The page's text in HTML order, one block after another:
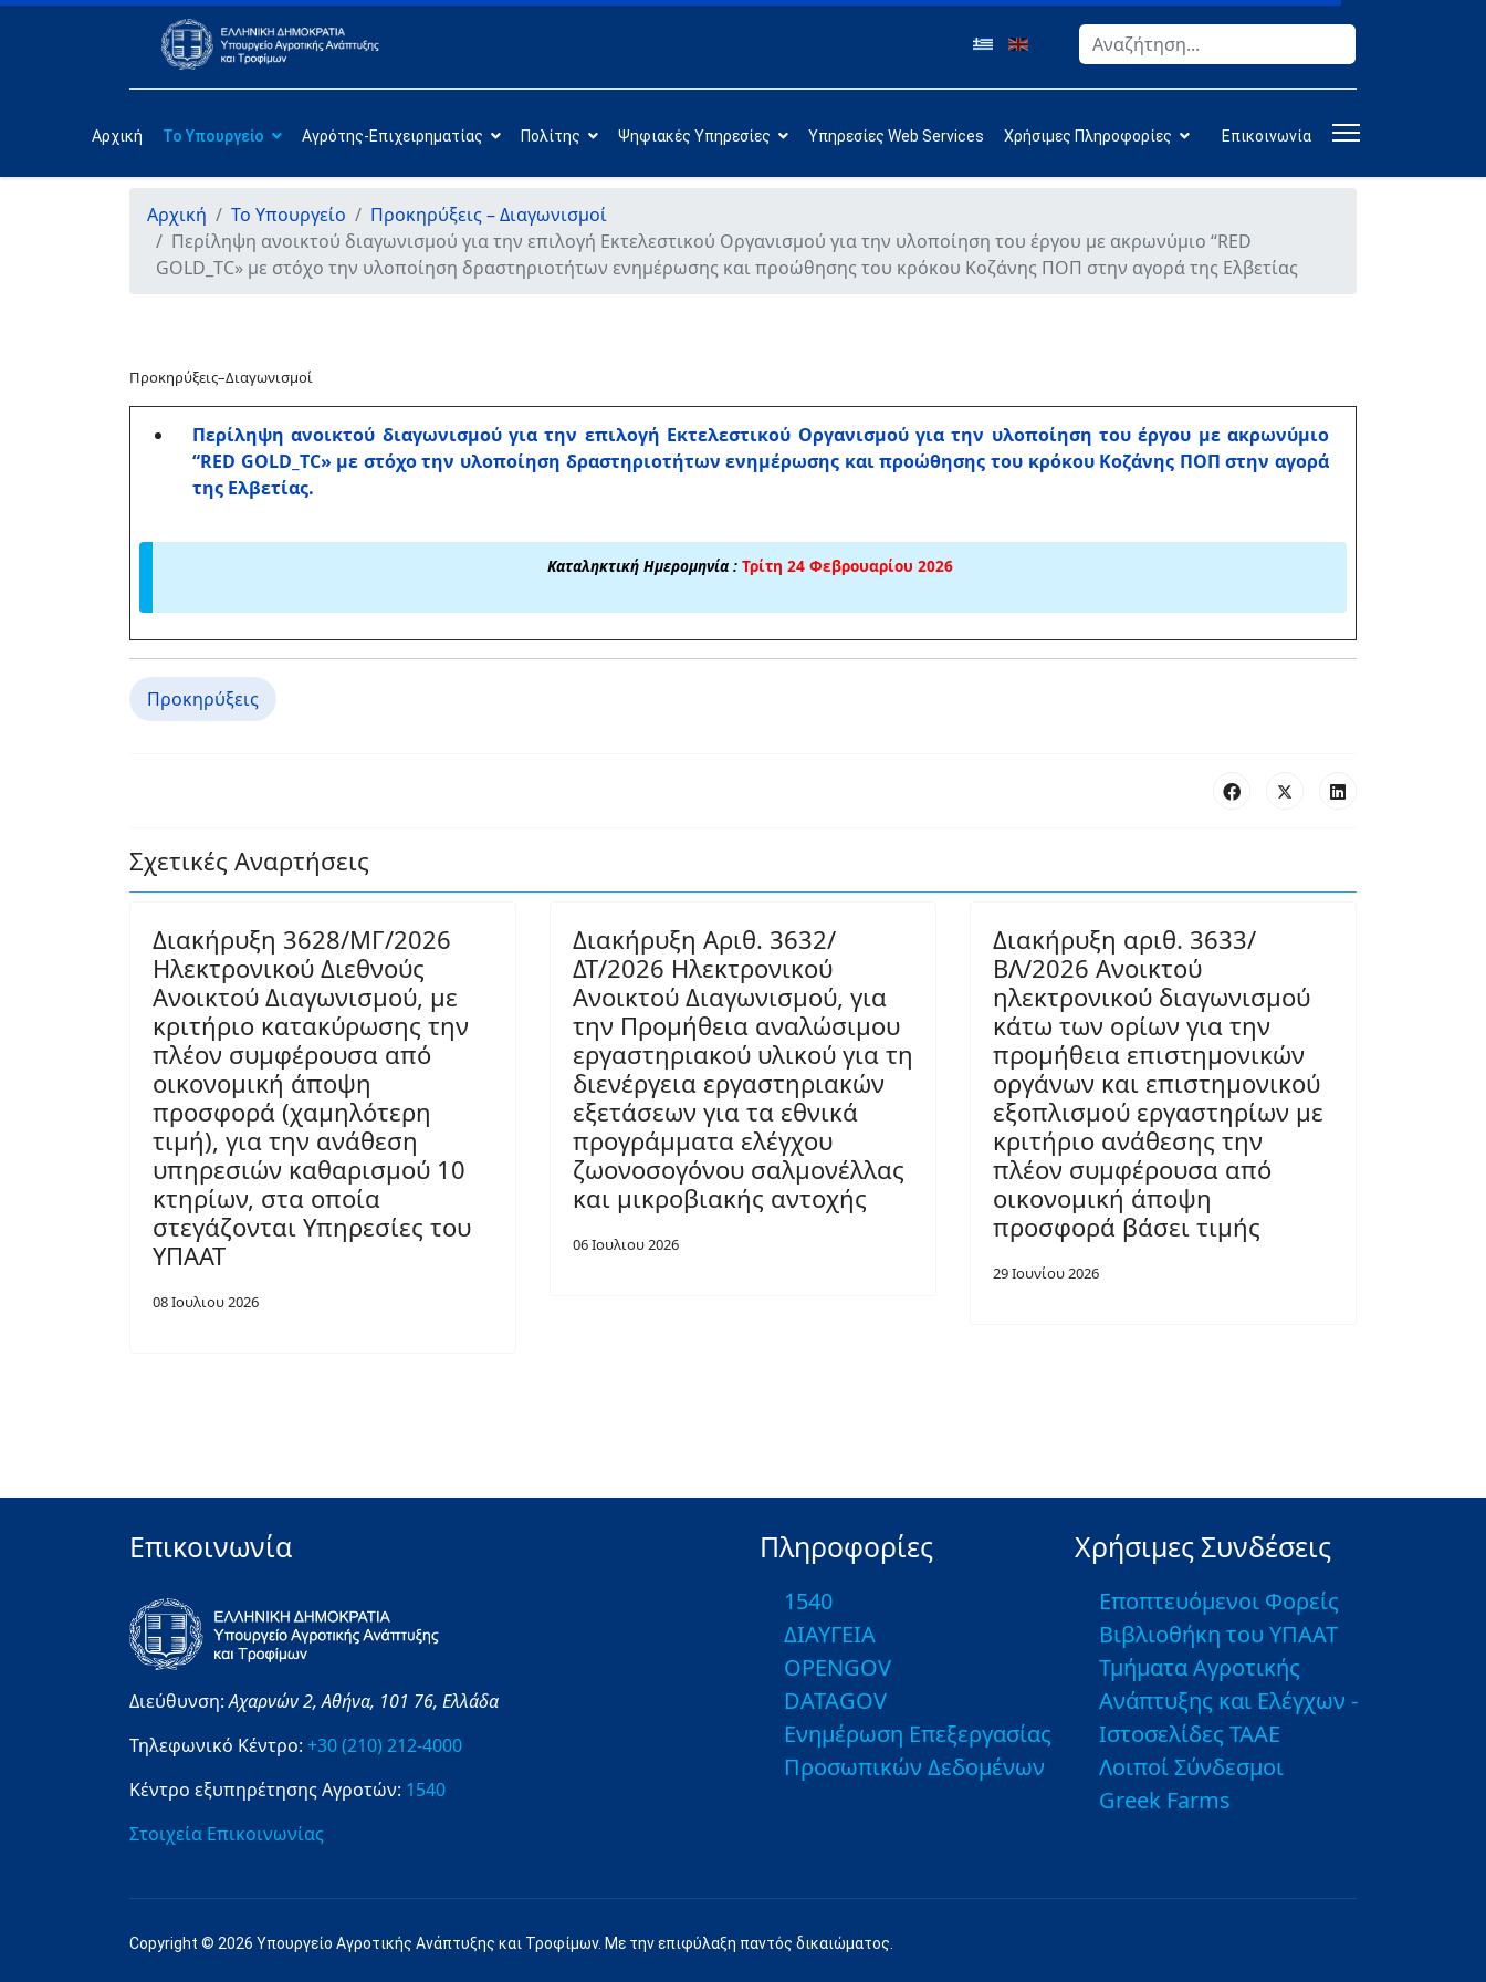
Αναζήτηση
Αρχική Το Υπουργείο Αγρότης-Επιχειρηματίας Πολίτης Ψηφιακές Υπηρεσίες Υπηρεσίες Web Services Χρήσιμες Πληροφορίες Επικοινωνία
Αρχική Το Υπουργείο
Προκηρύξεις – Διαγωνισμοί
Περίληψη ανοικτού διαγωνισμού για την επιλογή Εκτελεστικού Οργανισμού για την υλοποίηση του έργου με ακρωνύμιο “RED
GOLD_TC» με στόχο την υλοποίηση δραστηριοτήτων ενημέρωσης και προώθησης του κρόκου Κοζάνης ΠΟΠ στην αγορά της Ελβετίας
Προκηρύξεις–Διαγωνισμοί
Περίληψη ανοικτού διαγωνισμού για την επιλογή Εκτελεστικού Οργανισμού για την υλοποίηση του έργου με ακρωνύμιο
“RED GOLD_TC» με στόχο την υλοποίηση δραστηριοτήτων ενημέρωσης και προώθησης του κρόκου Κοζάνης ΠΟΠ στην αγορά
της Ελβετίας.
Καταληκτική Ημερομηνία : Τρίτη 24 Φεβρουαρίου 2026
Προκηρύξεις
Σχετικές Αναρτήσεις
Διακήρυξη 3628/ΜΓ/2026
Ηλεκτρονικού Διεθνούς
Ανοικτού Διαγωνισμού, με
κριτήριο κατακύρωσης την
πλέον συμφέρουσα από
οικονομική άποψη
προσφορά (χαμηλότερη
τιμή), για την ανάθεση
υπηρεσιών καθαρισμού 10
κτηρίων, στα οποία
στεγάζονται Υπηρεσίες του
ΥΠΑΑΤ
08 Ιουλιου 2026
Διακήρυξη Αριθ. 3632/
ΔΤ/2026 Ηλεκτρονικού
Ανοικτού Διαγωνισμού, για
την Προμήθεια αναλώσιμου
εργαστηριακού υλικού για τη
διενέργεια εργαστηριακών
εξετάσεων για τα εθνικά
προγράμματα ελέγχου
ζωονοσογόνου σαλμονέλλας
και μικροβιακής αντοχής
06 Ιουλιου 2026
Διακήρυξη αριθ. 3633/
ΒΛ/2026 Ανοικτού
ηλεκτρονικού διαγωνισμού
κάτω των ορίων για την
προμήθεια επιστημονικών
οργάνων και επιστημονικού
εξοπλισμού εργαστηρίων με
κριτήριο ανάθεσης την
πλέον συμφέρουσα από
οικονομική άποψη
προσφορά βάσει τιμής
29 Ιουνίου 2026
Επικοινωνία
Διεύθυνση:Αχαρνών 2,Αθήνα, 101 76, Ελλάδα
Τηλεφωνικό Κέντρο: +30 (210) 212-4000
Κέντρο εξυπηρέτησης Αγροτών: 1540
Στοιχεία Επικοινωνίας
Πληροφορίες
1540
ΔΙΑΥΓΕΙΑ
OPENGOV
DATAGOV
Ενημέρωση Επεξεργασίας
Προσωπικών Δεδομένων
Χρήσιμες Συνδέσεις
Εποπτευόμενοι Φορείς
Βιβλιοθήκη του ΥΠΑΑΤ
Τμήματα Αγροτικής
Ανάπτυξης και Ελέγχων -
Ιστοσελίδες ΤΑΑΕ
Λοιποί Σύνδεσμοι
Greek Farms
Copyright © 2026 Υπουργείο Αγροτικής Ανάπτυξης και Τροφίμων. Με την επιφύλαξη παντός δικαιώματος.